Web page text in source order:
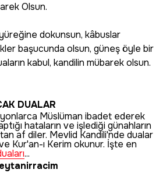
Olsun.
dokunsun, kâbuslar
başucunda olsun, güneş öyle bir
kabul, kandilin mübarek olsun.
DUALAR
Müslüman ibadet ederek
hataların ve işlediği günahların
af diler. Mevlid Kandili'nde dualar
ve Kur'an-ı Kerim okunur. İşte en
...